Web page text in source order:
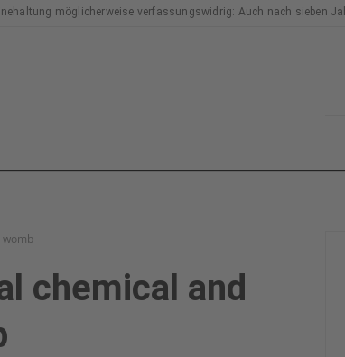
möglicherweise verfassungswidrig: Auch nach sieben
womb
chemical and